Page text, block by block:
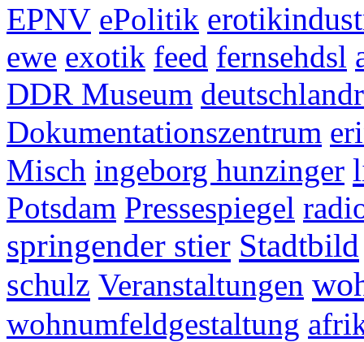
EPNV ePolitik
ewe exotik feed fernsehdsl
DDR Museum
Dokumentationszentrum
Misch ingeborg hunzinger
Potsdam Pressespiegel
springender stier Stadtbild
schulz Veranstaltungen
wohnumfeldgestaltung